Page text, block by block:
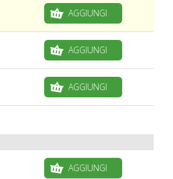
AGGIUNGI
AGGIUNGI
AGGIUNGI
AGGIUNGI